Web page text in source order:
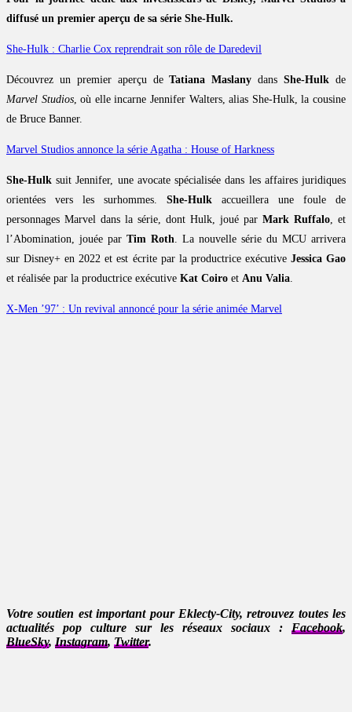
diffusé un premier aperçu de sa série She-Hulk.
She-Hulk : Charlie Cox reprendrait son rôle de Daredevil
Découvrez un premier aperçu deTatiana Maslany dansShe-Hulk de
Marvel Studios, où elle incarne Jennifer Walters, alias She-Hulk, la cousine
de Bruce Banner.
Marvel Studios annonce la série Agatha : House of Harkness
She-Hulk suit Jennifer, une avocate spécialisée dans les affaires juridiques
orientées vers les surhommes. She-Hulk accueillera une foule de
personnages Marvel dans la série, dont Hulk, joué par Mark Ruffalo, et
l’Abomination, jouée par Tim Roth. La nouvelle série du MCU arrivera
sur Disney+ en 2022 et est écrite par la productrice exécutive Jessica Gao
et réalisée par la productrice exécutive Kat Coiro et Anu Valia.
X-Men ’97’ : Un revival annoncé pour la série animée Marvel
Votre soutien est important pour Eklecty-City, retrouvez toutes les
actualités pop culture sur les réseaux sociaux : Facebook,
BlueSky, Instagram, Twitter.